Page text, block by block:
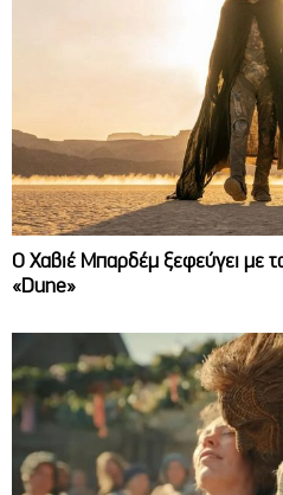
O Χαβιέ Μπαρδέμ ξεφεύγει με
«Dune»